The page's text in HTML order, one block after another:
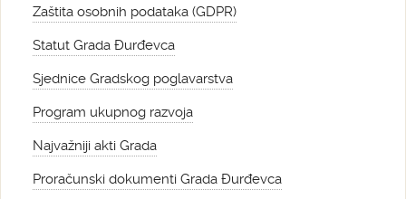
Zaštita osobnih podataka (GDPR)
Statut Grada Đurđevca
Sjednice Gradskog poglavarstva
Program ukupnog razvoja
Najvažniji akti Grada
Proračunski dokumenti Grada Đurđevca